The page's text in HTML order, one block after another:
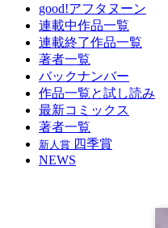
good!アフタヌーン
連載中作品一覧
連載終了作品一覧
著者一覧
バックナンバー
作品一覧と試し読み
最新コミックス
著者一覧
新人賞 四季賞
NEWS